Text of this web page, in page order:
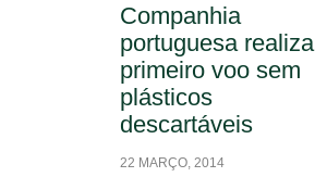
Companhia
portuguesa realiza
primeiro voo sem
plásticos
descartáveis
22 MARÇO, 2014